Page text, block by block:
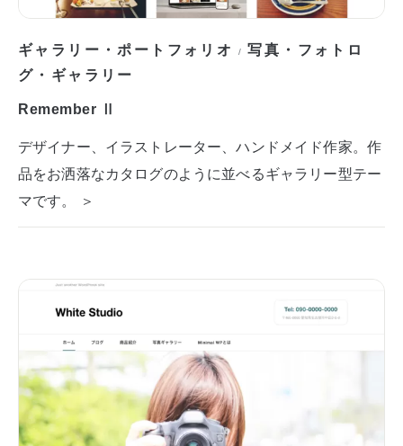
ギャラリー・ポートフォリオ /写真・フォトロ
グ・ギャラリー
Remember Ⅱ
デザイナー、イラストレーター、ハンドメイド作家。作
品をお洒落なカタログのように並べるギャラリー型テー
マです。 ＞